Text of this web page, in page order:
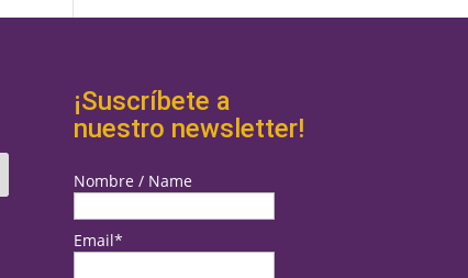
¡Suscríbete a
nuestro newsletter!
Nombre / Name
Email*